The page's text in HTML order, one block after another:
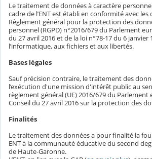
Le traitement de données à caractère
cadre de l’ENT est établi en conformité avec
Règlement général pour la protection des
personnel (RGPD) n°2016/679 du Parlement
du 27 avril 2016 et de la loi n°78-17 du 6 janvier
l’informatique, aux fichiers et aux libertés.
Bases légales
Sauf précision contraire, le traitement des
l’exécution d'une mission d'intérêt public au
règlement général (UE) 2016/679 du Parlement
Conseil du 27 avril 2016 sur la protection des
Finalités
Le traitement des données a pour finalité la
ENT à la communauté éducative du second
de Haute-Garonne.